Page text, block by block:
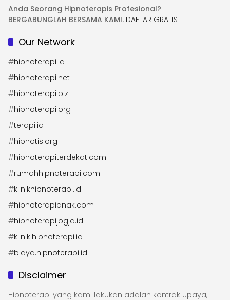
Anda Seorang Hipnoterapis Profesional?
BERGABUNGLAH BERSAMA KAMI. DAFTAR GRATIS
Our Network
#hipnoterapi.id
#hipnoterapi.net
#hipnoterapi.biz
#hipnoterapi.org
#terapi.id
#hipnotis.org
#hipnoterapiterdekat.com
#rumahhipnoterapi.com
#klinikhipnoterapi.id
#hipnoterapianak.com
#hipnoterapijogja.id
#klinik.hipnoterapi.id
#biaya.hipnoterapi.id
Disclaimer
Hipnoterapi yang kami lakukan adalah kontrak upaya,